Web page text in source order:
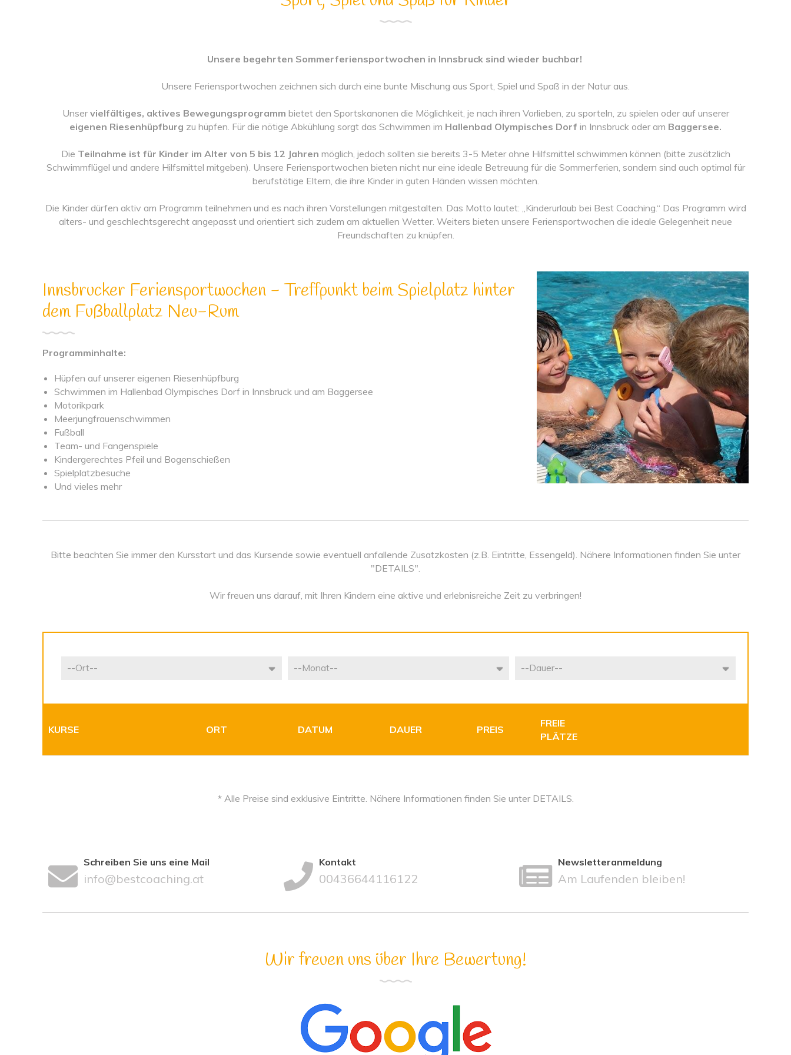
Unsere begehrten Sommerferiensportwochen in Innsbruck sind wieder buchbar!
Unsere Feriensportwochen zeichnen sich durch eine bunte Mischung aus Sport, Spiel und Spaß in der Natur aus.
Unservielfältiges, aktives Bewegungsprogramm bietet den Sportskanonen die Möglichkeit, je nach ihren Vorlieben, zu sporteln, zu spielen oder auf unserer
eigenen Riesenhüpfburg zu hüpfen. Für die nötige Abkühlung sorgt das Schwimmen im Hallenbad Olympisches Dorf in Innsbruck oder am Baggersee.
Die Teilnahme ist für Kinder im Alter von 5 bis 12 Jahren möglich, jedoch sollten sie bereits 3-5 Meter ohne Hilfsmittel schwimmen können (bitte zusätzlich
Schwimmflügel und andere Hilfsmittel mitgeben). Unsere Feriensportwochen bieten nicht nur eine ideale Betreuung für die Sommerferien, sondern sind auch optimal für
berufstätige Eltern, die ihre Kinder in guten Händen wissen möchten.
Die Kinder dürfen aktiv am Programm teilnehmen und es nach ihren Vorstellungen mitgestalten. Das Motto lautet: „Kinderurlaub bei Best Coaching.“ Das Programm wird
alters- und geschlechtsgerecht angepasst und orientiert sich zudem am aktuellen Wetter. Weiters bieten unsere Feriensportwochen die ideale Gelegenheit neue
Freundschaften zu knüpfen.
Innsbrucker Feriensportwochen - Treffpunkt beim Spielplatz hinter
dem Fußballplatz Neu-Rum
Programminhalte:
Hüpfen auf unserer eigenen Riesenhüpfburg
Schwimmen im Hallenbad Olympisches Dorf in Innsbruck und am Baggersee
Motorikpark
Meerjungfrauenschwimmen
Fußball
Team- und Fangenspiele
Kindergerechtes Pfeil und Bogenschießen
Spielplatzbesuche
Und vieles mehr
Bitte beachten Sie immer den Kursstart und das Kursende sowie eventuell anfallende Zusatzkosten (z.B. Eintritte, Essengeld). Nähere Informationen finden Sie unter
"DETAILS".
Wir freuen uns darauf, mit Ihren Kindern eine aktive und erlebnisreiche Zeit zu verbringen!
KURSE ORT DATUM DAUER PREIS
FREIE
PLÄTZE
* Alle Preise sind exklusive Eintritte. Nähere Informationen finden Sie unter DETAILS.
Schreiben Sie uns eine Mail
info@bestcoaching.at
Kontakt
00436644116122
Newsletteranmeldung
Am Laufenden bleiben!
Wir freuen uns über Ihre Bewertung!